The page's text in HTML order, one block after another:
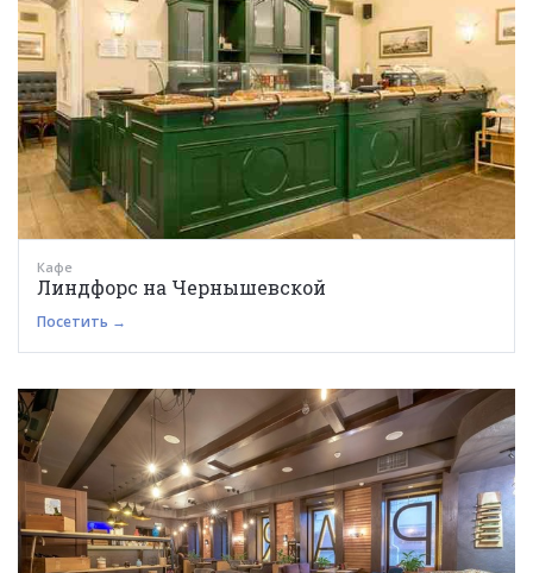
Кафе
Линдфорс на Чернышевской
Посетить →